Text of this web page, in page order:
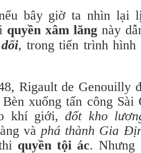
bây giờ ta nhìn lại
quyền xâm lăng này
, trong tiến trình
Rigault de Genouilly
Bèn xuống tấn công
khí giới, đốt kho
và phá thành Gia
quyền tội ác. Nhưng